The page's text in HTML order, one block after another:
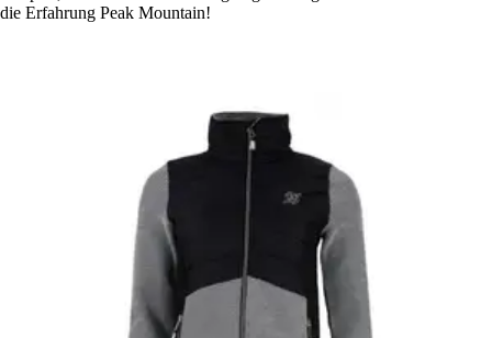
die Erfahrung Peak Mountain!